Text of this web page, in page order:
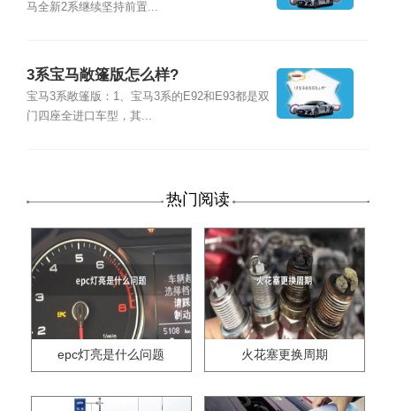
马全新2系继续坚持前置...
3系宝马敞篷版怎么样?
宝马3系敞篷版：1、宝马3系的E92和E93都是双
门四座全进口车型，其...
热门阅读
epc灯亮是什么问题 火花塞更换周期